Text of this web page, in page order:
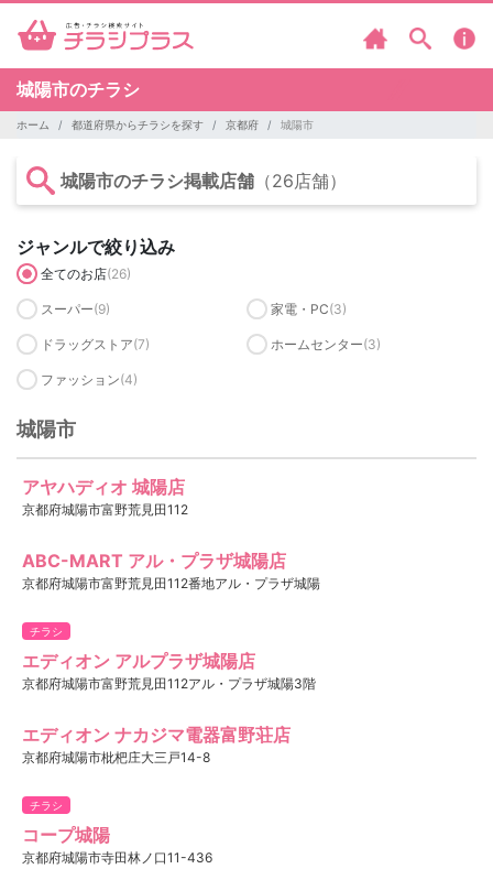
城陽市のチラシ
ホーム 都道府県からチラシを探す 京都府 城陽市
城陽市のチラシ掲載店舗 （26店舗）
ジャンルで絞り込み
全てのお店(26)
スーパー(9) 家電・PC(3)
ドラッグストア(7) ホームセンター(3)
ファッション(4)
城陽市
アヤハディオ 城陽店
京都府城陽市富野荒見田112
ABC-MART アル・プラザ城陽店
京都府城陽市富野荒見田112番地アル・プラザ城陽
チラシ
エディオン アルプラザ城陽店
京都府城陽市富野荒見田112アル・プラザ城陽3階
エディオン ナカジマ電器富野荘店
京都府城陽市枇杷庄大三戸14-8
チラシ
コープ城陽
京都府城陽市寺田林ノ口11-436